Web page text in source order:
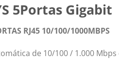
5Portas Gigabit
RJ45 10/100/1000MBPS
de 10/100 / 1.000